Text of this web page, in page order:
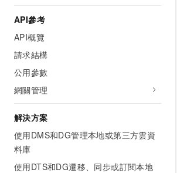
API參考
API概覽
請求結構
公用參數
網關管理
解決方案
使用DMS和DG管理本地或第三方雲資
料庫
使用DTS和DG遷移、同步或訂閱本地